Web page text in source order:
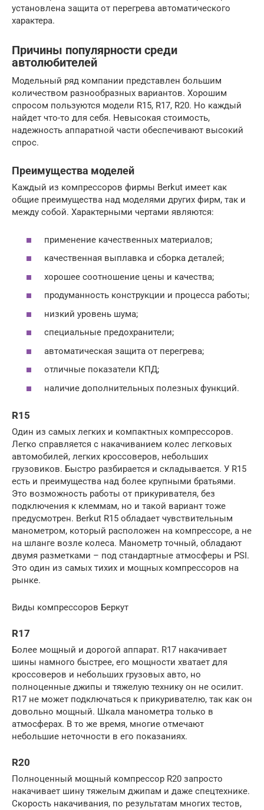
установлена защита от перегрева автоматического
характера.
Причины популярности среди
автолюбителей
Модельный ряд компании представлен большим
количеством разнообразных вариантов. Хорошим
спросом пользуются модели R15, R17, R20. Но каждый
найдет что-то для себя. Невысокая стоимость,
надежность аппаратной части обеспечивают высокий
спрос.
Преимущества моделей
Каждый из компрессоров фирмы Berkut имеет как
общие преимущества над моделями других фирм, так и
между собой. Характерными чертами являются:
применение качественных материалов;
качественная выплавка и сборка деталей;
хорошее соотношение цены и качества;
продуманность конструкции и процесса работы;
низкий уровень шума;
специальные предохранители;
автоматическая защита от перегрева;
отличные показатели КПД;
наличие дополнительных полезных функций.
R15
Один из самых легких и компактных компрессоров.
Легко справляется с накачиванием колес легковых
автомобилей, легких кроссоверов, небольших
грузовиков. Быстро разбирается и складывается. У R15
есть и преимущества над более крупными братьями.
Это возможность работы от прикуривателя, без
подключения к клеммам, но и такой вариант тоже
предусмотрен. Berkut R15 обладает чувствительным
манометром, который расположен на компрессоре, а не
на шланге возле колеса. Манометр точный, обладают
двумя разметками – под стандартные атмосферы и PSI.
Это один из самых тихих и мощных компрессоров на
рынке.
Виды компрессоров Беркут
R17
Более мощный и дорогой аппарат. R17 накачивает
шины намного быстрее, его мощности хватает для
кроссоверов и небольших грузовых авто, но
полноценные джипы и тяжелую технику он не осилит.
R17 не может подключаться к прикуривателю, так как он
довольно мощный. Шкала манометра только в
атмосферах. В то же время, многие отмечают
небольшие неточности в его показаниях.
R20
Полноценный мощный компрессор R20 запросто
накачивает шину тяжелым джипам и даже спецтехнике.
Скорость накачивания, по результатам многих тестов,